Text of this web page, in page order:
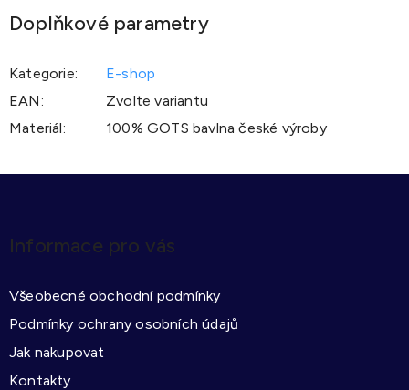
Doplňkové parametry
Kategorie:
E-shop
EAN:
Zvolte variantu
Materiál: 100% GOTS bavlna české výroby
aInformace pro vás
Všeobecné obchodní podmínky
Podmínky ochrany osobních údajů
Jak nakupovat
Kontakty